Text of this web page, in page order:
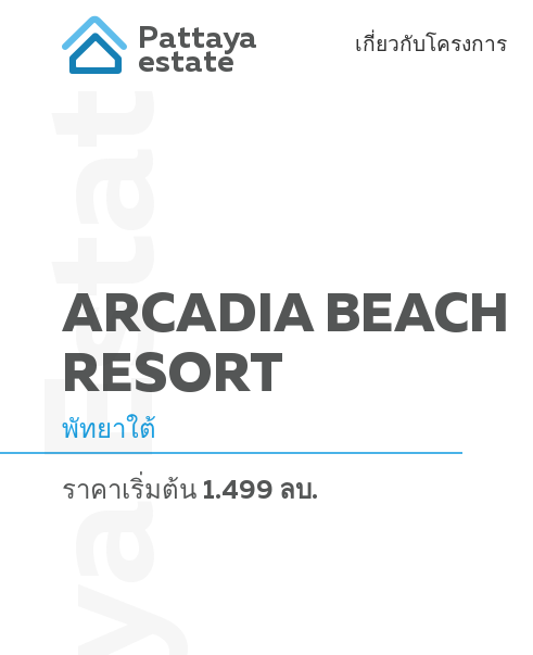
Pattaya
estate
เกี่ยวกับโครงการ
ARCADIA BEACH
RESORT
พัทยาใต้
ราคาเริ่มต้น 1.499 ลบ.